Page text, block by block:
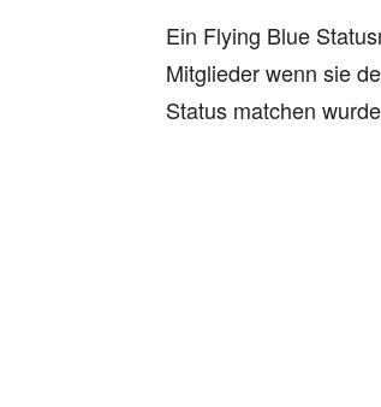
Ein Flying Blue
Mitglieder wenn sie
Status matchen